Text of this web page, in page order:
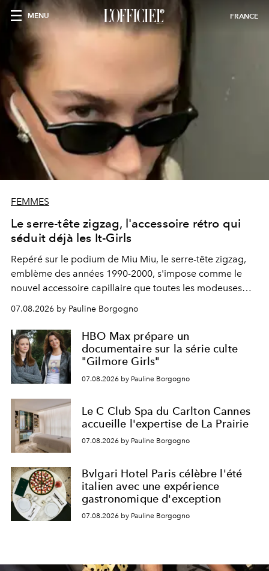
MENU FRANCE
FEMMES
Le serre-tête zigzag, l'accessoire rétro qui
séduit déjà les It-Girls
Repéré sur le podium de Miu Miu, le serre-tête zigzag,
emblème des années 1990-2000, s'impose comme le
nouvel accessoire capillaire que toutes les modeuses
s'arrachent déjà.
07.08.2026 by Pauline Borgogno
HBO Max prépare un
documentaire sur la série culte
"Gilmore Girls"
07.08.2026 by Pauline Borgogno
Le C Club Spa du Carlton Cannes
accueille l'expertise de La Prairie
07.08.2026 by Pauline Borgogno
Bvlgari Hotel Paris célèbre l'été
italien avec une expérience
gastronomique d'exception
07.08.2026 by Pauline Borgogno